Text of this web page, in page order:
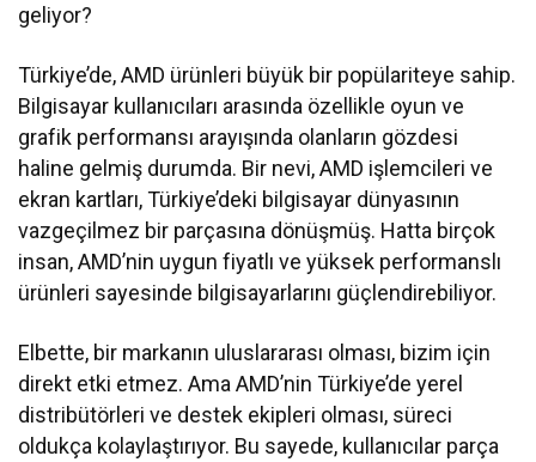
geliyor?
Türkiye’de, AMD ürünleri büyük bir popülariteye sahip.
Bilgisayar kullanıcıları arasında özellikle oyun ve
grafik performansı arayışında olanların gözdesi
haline gelmiş durumda. Bir nevi, AMD işlemcileri ve
ekran kartları, Türkiye’deki bilgisayar dünyasının
vazgeçilmez bir parçasına dönüşmüş. Hatta birçok
insan, AMD’nin uygun fiyatlı ve yüksek performanslı
ürünleri sayesinde bilgisayarlarını güçlendirebiliyor.
Elbette, bir markanın uluslararası olması, bizim için
direkt etki etmez. Ama AMD’nin Türkiye’de yerel
distribütörleri ve destek ekipleri olması, süreci
oldukça kolaylaştırıyor. Bu sayede, kullanıcılar parça